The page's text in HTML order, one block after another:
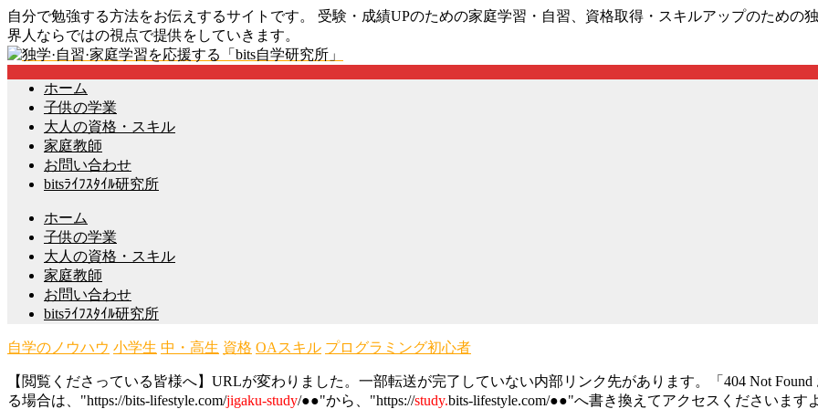
自分で勉強する方法をお伝えするサイトです。 受験・成績UPのための家庭学習・自習、資格取得・スキルアップのための
界人ならではの視点で提供をしていきます。
ホーム
子供の学業
大人の資格・スキル
家庭教師
お問い合わせ
bitsﾗｲﾌｽﾀｲﾙ研究所
ホーム
子供の学業
大人の資格・スキル
家庭教師
お問い合わせ
bitsﾗｲﾌｽﾀｲﾙ研究所
自学のノウハウ 小学生 中・高生 資格 OAスキル プログラミング初心者
【閲覧くださっている皆様へ】URLが変わりました。一部転送が完了していない内部リンク先があります。「404 Not
る場合は、"https://bits-lifestyle.com/jigaku-study/●●"から、"https://study.bits-lifestyle.com/●●"へ書き換えてアクセスくださいま